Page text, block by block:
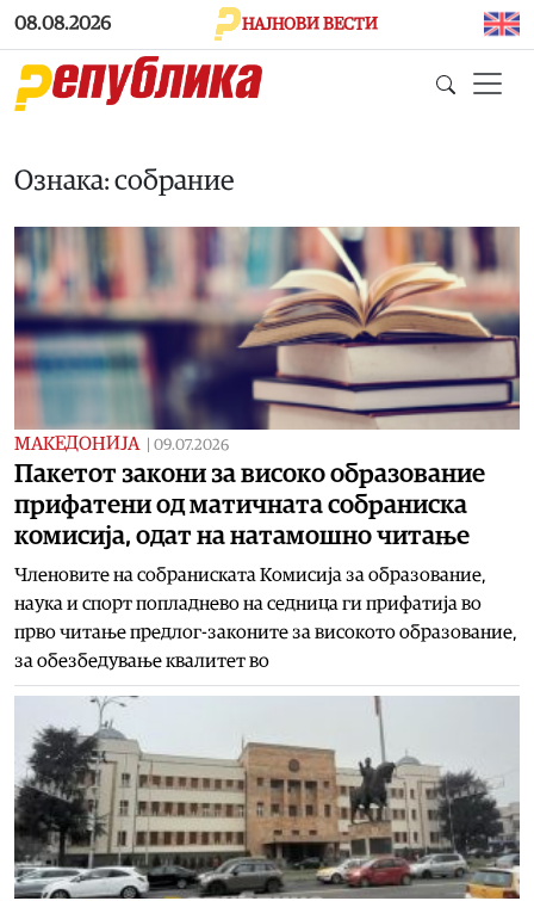
Skip to main content
08.08.2026 НАЈНОВИ ВЕСТИ
Ознака: собрание
МАКЕДОНИЈА 09.07.2026
Пакетот закони за високо образование
прифатени од матичната собраниска
комисија, одат на натамошно читање
Членовите на собраниската Комисија за образование,
наука и спорт попладнево на седница ги прифатија во
прво читање предлог-законите за високото образование,
за обезбедување квалитет во